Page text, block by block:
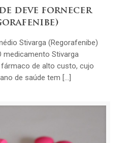
deve fornecer
Stivarga (Regorafenibe)
medicamento Stivarga
de alto custo, cujo
de saúde tem […]